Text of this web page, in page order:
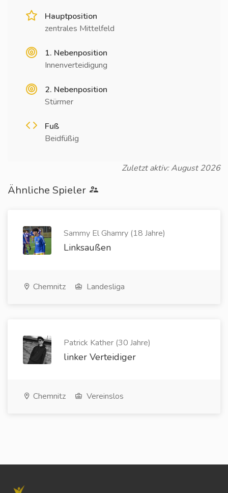
Hauptposition
zentrales Mittelfeld
1. Nebenposition
Innenverteidigung
2. Nebenposition
Stürmer
Fuß
Beidfüßig
Zuletzt aktiv: August 2026
Ähnliche Spieler
Sammy El Ghamry (18 Jahre)
Linksaußen
Chemnitz Landesliga
Patrick Kather (30 Jahre)
linker Verteidiger
Chemnitz Vereinslos